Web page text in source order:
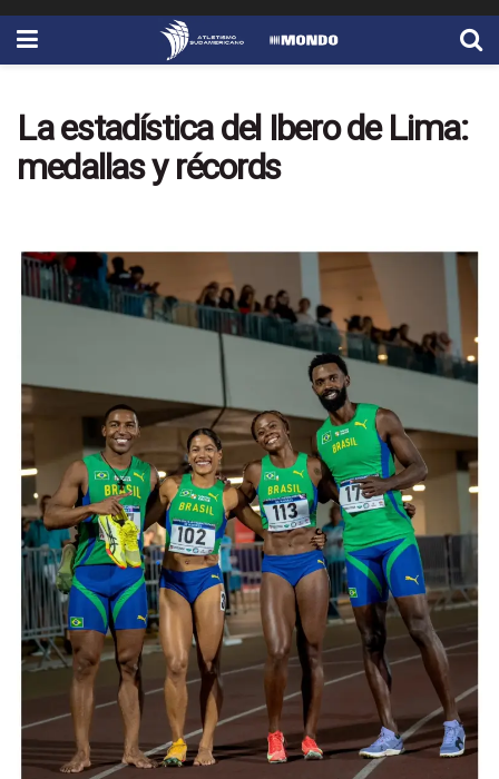
La estadística del Ibero de Lima:
medallas y récords